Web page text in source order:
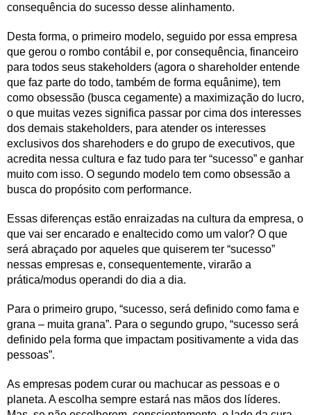
consequência do sucesso desse alinhamento.
Desta forma, o primeiro modelo, seguido por essa empresa
que gerou o rombo contábil e, por consequência, financeiro
para todos seus stakeholders (agora o shareholder entende
que faz parte do todo, também de forma equânime), tem
como obsessão (busca cegamente) a maximização do lucro,
o que muitas vezes significa passar por cima dos interesses
dos demais stakeholders, para atender os interesses
exclusivos dos sharehoders e do grupo de executivos, que
acredita nessa cultura e faz tudo para ter “sucesso” e ganhar
muito com isso. O segundo modelo tem como obsessão a
busca do propósito com performance.
Essas diferenças estão enraizadas na cultura da empresa, o
que vai ser encarado e enaltecido como um valor? O que
será abraçado por aqueles que quiserem ter “sucesso”
nessas empresas e, consequentemente, virarão a
prática/modus operandi do dia a dia.
Para o primeiro grupo, “sucesso, será definido como fama e
grana – muita grana”. Para o segundo grupo, “sucesso será
definido pela forma que impactam positivamente a vida das
pessoas”.
As empresas podem curar ou machucar as pessoas e o
planeta. A escolha sempre estará nas mãos dos líderes.